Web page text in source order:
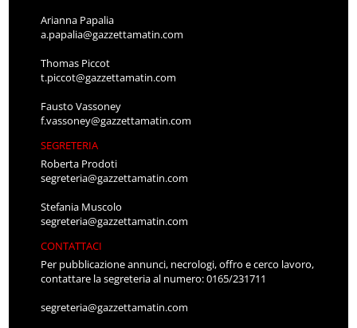
Arianna Papalia
a.papalia@gazzettamatin.com
Thomas Piccot
t.piccot@gazzettamatin.com
Fausto Vassoney
f.vassoney@gazzettamatin.com
SEGRETERIA
Roberta Prodoti
segreteria@gazzettamatin.com
Stefania Muscolo
segreteria@gazzettamatin.com
CONTATTACI
Per pubblicazione annunci, necrologi, offro e cerco lavoro,
contattare la segreteria al numero: 0165/231711
segreteria@gazzettamatin.com